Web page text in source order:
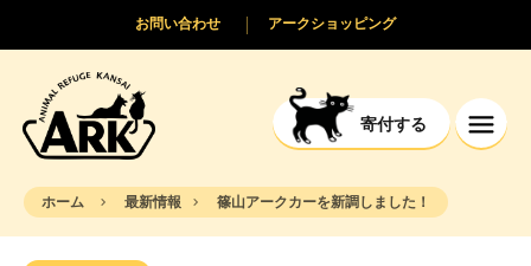
寄付する
アークショッピング
お問い合わせ
ホーム 最新情報 篠山アークカーを新調しました！